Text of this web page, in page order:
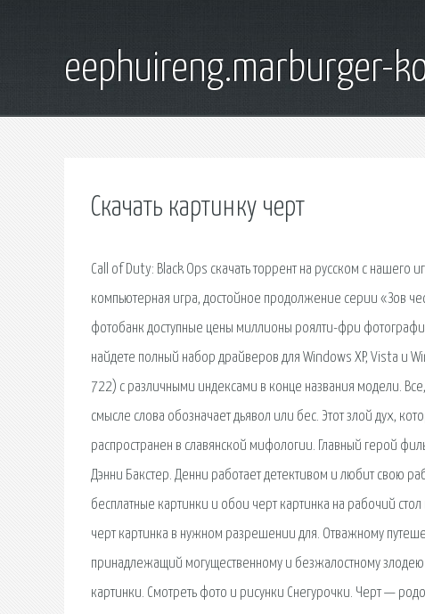
eephuireng.marburger-
Скачать картинку черт
Call of Duty: Black Ops скачать торрент на русском с нашего
компьютерная игра, достойное продолжение серии «Зов
фотобанк доступные цены миллионы роялти-фри
найдете полный набор драйверов для Windows XP, Vista и
722) с различными индексами в конце названия модели.
смысле слова обозначает дьявол или бес. Этот злой дух,
распространен в славянской мифологии. Главный герой
Дэнни Бакстер. Денни работает детективом и любит свою
бесплатные картинки и обои черт картинка на рабочий
черт картинка в нужном разрешении для. Отважному
принадлежащий могущественному и безжалостному
картинки. Смотреть фото и рисунки Снегурочки. Черт —